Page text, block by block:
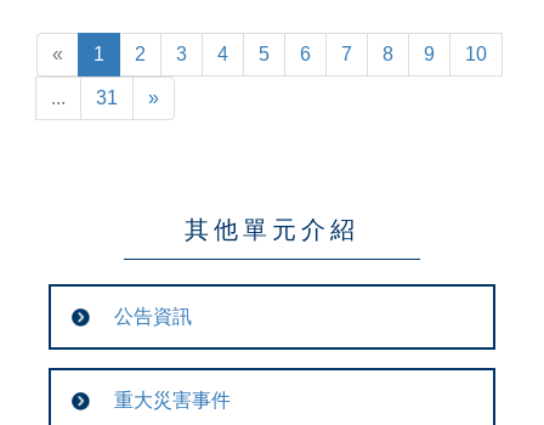
« 1 2 3 4 5 6 7 8 9 10
... 31 »
其他單元介紹
公告資訊
重大災害事件